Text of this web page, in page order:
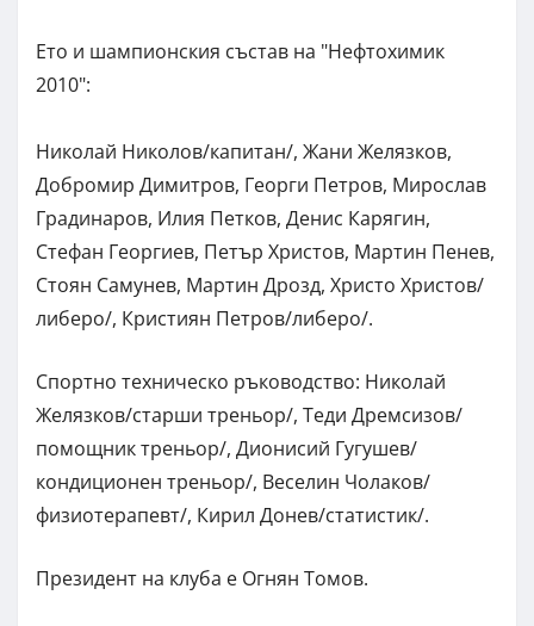
Ето и шампионския състав на "Нефтохимик
2010":
Николай Николов/капитан/, Жани Желязков,
Добромир Димитров, Георги Петров, Мирослав
Градинаров, Илия Петков, Денис Карягин,
Стефан Георгиев, Петър Христов, Мартин Пенев,
Стоян Самунев, Мартин Дрозд, Христо Христов/
либеро/, Кристиян Петров/либеро/.
Спортно техническо ръководство: Николай
Желязков/старши треньор/, Теди Дремсизов/
помощник треньор/, Дионисий Гугушев/
кондиционен треньор/, Веселин Чолаков/
физиотерапевт/, Кирил Донев/статистик/.
Президент на клуба е Огнян Томов.